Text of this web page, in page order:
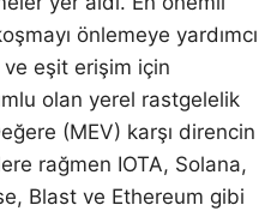
önlemeye yardımcı
eşit erişim için
olan yerel rastgelelik
(MEV) karşı direncin
rağmen IOTA, Solana,
Blast ve Ethereum gibi